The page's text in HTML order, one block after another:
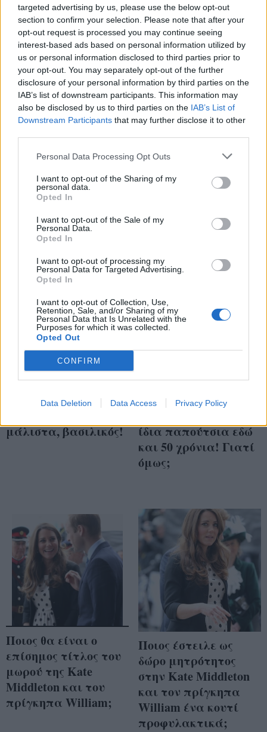
targeted advertising by us, please use the below opt-out
section to confirm your selection. Please note that after your
opt-out request is processed you may continue seeing
interest-based ads based on personal information utilized by
us or personal information disclosed to third parties prior to
your opt-out. You may separately opt-out of the further
disclosure of your personal information by third parties on the
IAB’s list of downstream participants. This information may
also be disclosed by us to third parties on the IAB’s List of
Downstream Participants that may further disclose it to other
Personal Data Processing Opt Outs
I want to opt-out of the Sharing of my
personal data.
Opted In
I want to opt-out of the Sale of my
Personal Data.
Opted In
I want to opt-out of processing my
Personal Data for Targeted Advertising.
Opted In
I want to opt-out of Collection, Use,
Retention, Sale, and/or Sharing of my
Personal Data that Is Unrelated with the
Purposes for which it was collected.
Opted Out
CONFIRM
Data Deletion Data Access Privacy Policy
Η Kate Middleton έχει
στυλ με φουσκωμένη
κοιλίτσα! Τι φόρεσε
σε έξοδό της στο
Λονδίνο;
«Κυρία επί των
ανακηρύχθηκε η
βασίλισσα Ελισάβετ
Ένας μπάτλερ για
μάλιστα, βασιλικός!
Η βασίλισσα
ίδια παπούτσια εδώ
και 50 χρόνια! Γιατί
όμως;
Ποιος θα είναι ο
επίσημος τίτλος του
μωρού της Kate
Middleton και του
πρίγκηπα William;
Ποιος έστειλε ως
δώρο μητρότητος
στην Kate Middleton
και τον πρίγκηπα
William ένα κουτί
προφυλακτικά;